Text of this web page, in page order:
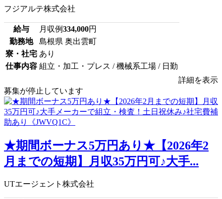
フジアルテ株式会社
給与 月収例334,000円
勤務地
島根県 奥出雲町
寮・社宅 あり
仕事内容 組立・加工・プレス / 機械系工場 / 日勤
詳細を表示
募集が停止しています
★期間ボーナス5万円あり★【2026年2
月までの短期】月収35万円可♪大手...
UTエージェント株式会社